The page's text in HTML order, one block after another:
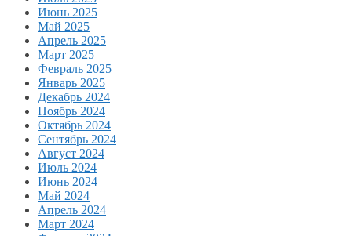
Июнь 2025
Май 2025
Апрель 2025
Март 2025
Февраль 2025
Январь 2025
Декабрь 2024
Ноябрь 2024
Октябрь 2024
Сентябрь 2024
Август 2024
Июль 2024
Июнь 2024
Май 2024
Апрель 2024
Март 2024